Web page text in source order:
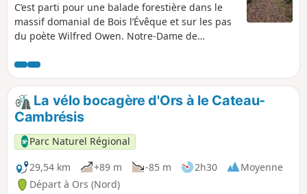
C’est parti pour une balade forestière dans le
massif domanial de Bois l’Évêque et sur les pas
du poète Wilfred Owen. Notre-Dame de
Flaquet sonnent tels les lieux magiques de
contes de fée !
La vélo bocagère d'Ors à le Cateau-
Cambrésis
Parc Naturel Régional
29,54 km
+89 m -85 m 2h30
Moyenne
Départ à Ors (Nord)